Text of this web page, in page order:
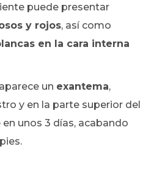
puede presentar
y rojos, así como
en la cara interna
un exantema,
y en la parte superior del
unos 3 días, acabando